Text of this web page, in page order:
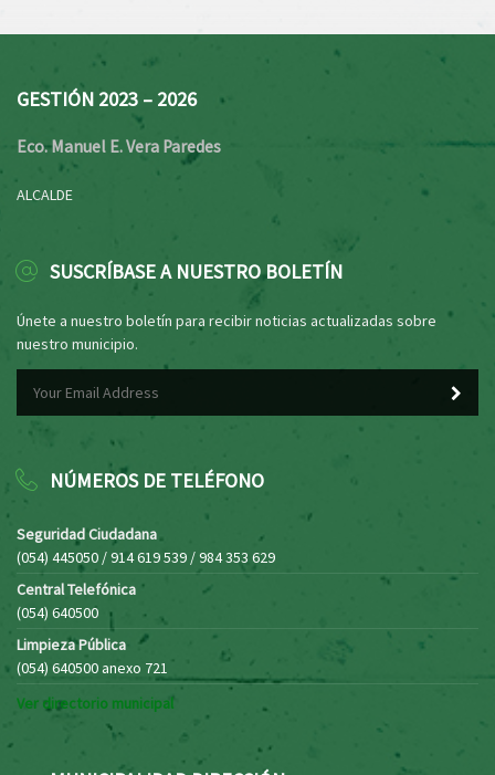
GESTIÓN 2023 – 2026
Eco. Manuel E. Vera Paredes
ALCALDE
SUSCRÍBASE A NUESTRO BOLETÍN
Únete a nuestro boletín para recibir noticias actualizadas sobre
nuestro municipio.
NÚMEROS DE TELÉFONO
Seguridad Ciudadana
(054) 445050 / 914 619 539 / 984 353 629
Central Telefónica
(054) 640500
Limpieza Pública
(054) 640500 anexo 721
Ver directorio municipal